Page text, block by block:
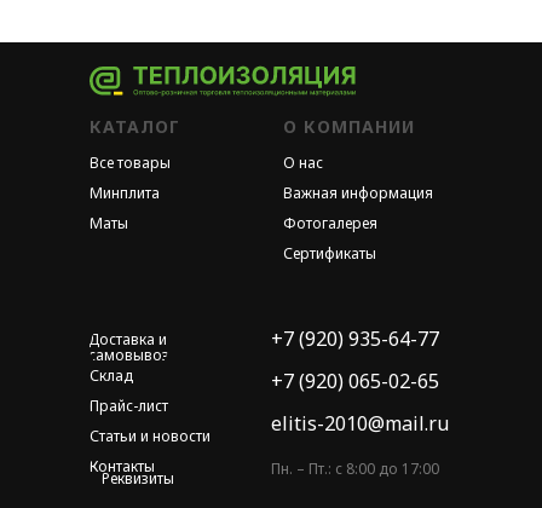
КАТАЛОГ
Все товары
Минплита
Маты
О КОМПАНИИ
О нас
Важная информация
Фотогалерея
Сертификаты
Доставка и
самовывоз
Склад
Прайс-лист
Статьи и новости
Контакты
Реквизиты
+7 (920) 935-64-77
+7 (920) 065-02-65
Пн. – Пт.: с 8:00 до 17:00
elitis-2010@mail.ru